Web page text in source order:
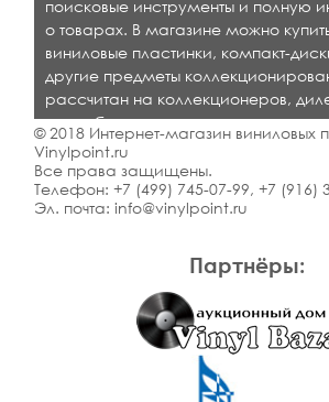
Партнёры:
поисковые инструменты и
о товарах. В магазине можно
виниловые пластинки, компакт-
другие предметы
рассчитан на коллекционеров,
кто любит качественную музыку.
© 2018 Интернет-магазин виниловых
Vinylpoint.ru
Все права защищены.
Телефон: +7 (499) 745-07-99, +7 (916)
Эл. почта: info@vinylpoint.ru